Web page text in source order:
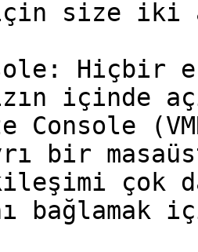
için size iki
Hiçbir
içinde
Console
bir
çok